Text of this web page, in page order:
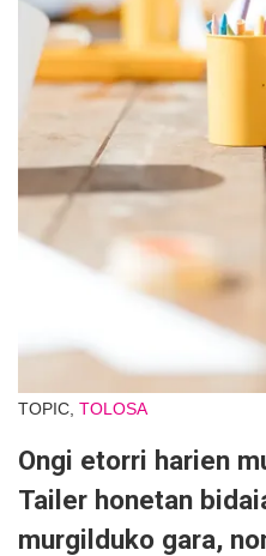
TOPIC, TOLOSA
Ongi etorri harien
Tailer honetan
murgilduko gara,